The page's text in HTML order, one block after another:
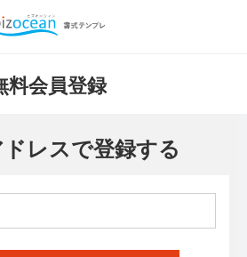
料会員登録
レスで登録する